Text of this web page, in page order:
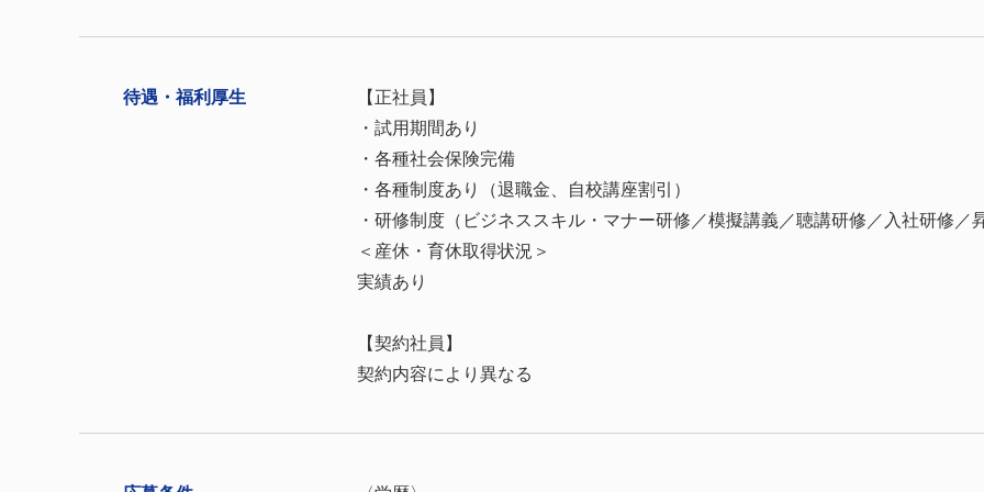
待遇・ 福利厚⽣
【正社員】
・試用期間あり
・各種社会保険完備
・各種制度あり（退職金、自校講座割引）
・研修制度（ビジネススキル・マナー研修／模擬講義／聴講研修／入社研修／
＜産休・育休取得状況＞
実績あり
【契約社員】
契約内容により異なる